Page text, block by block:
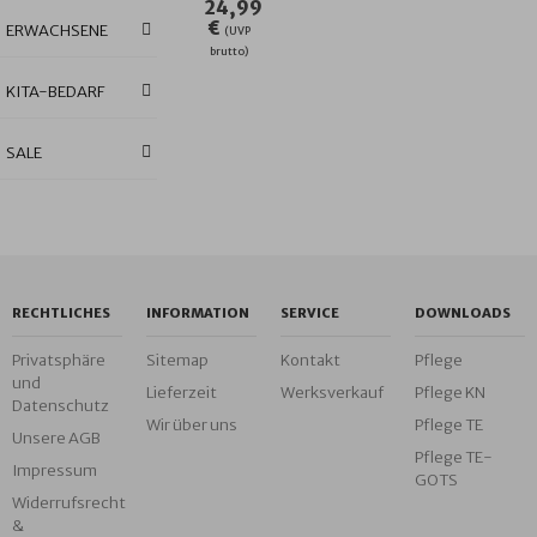
ERWACHSENE
KITA-BEDARF
SALE
24,99
€ (UVP
brutto)
RECHTLICHES
Privatsphäre
und
Datenschutz
Unsere AGB
Impressum
Widerrufsrecht
&
INFORMATION
Sitemap
Lieferzeit
Wir über uns
SERVICE
Kontakt
Werksverkauf
DOWNLOADS
Pflege
Pflege KN
Pflege TE
Pflege TE-
GOTS